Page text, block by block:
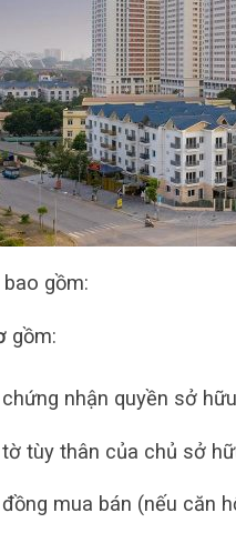
gồm:
gồm:
chứng nhận quyền sở
tờ tùy thân của chủ sở
mua bán (nếu căn